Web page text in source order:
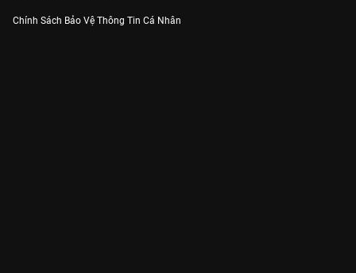
Chính Sách Bảo Vệ Thông Tin Cá Nhân